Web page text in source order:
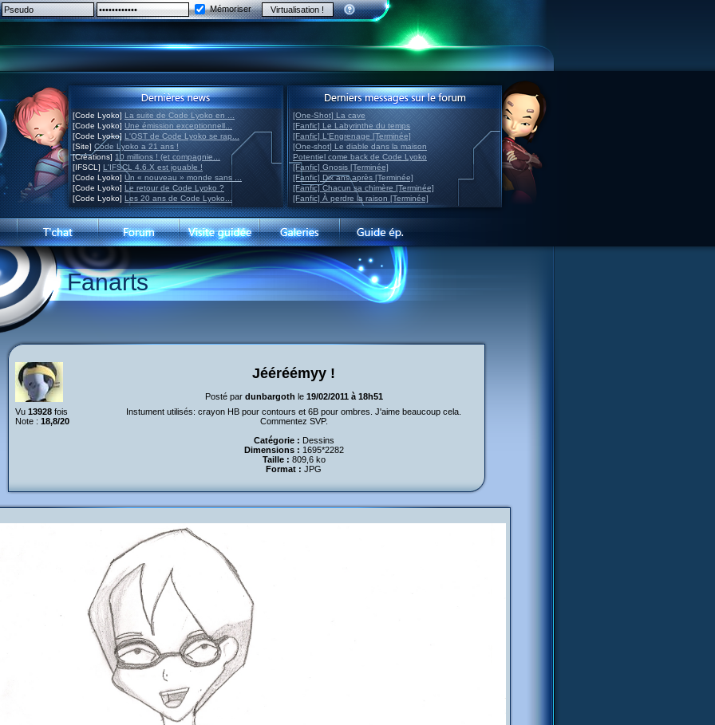
Mémoriser
[Code Lyoko] La suite de Code Lyoko en ...
[Code Lyoko] Une émission exceptionnell...
[Code Lyoko] L'OST de Code Lyoko se rap...
[Site] Code Lyoko a 21 ans !
[Créations] 10 millions ! (et compagnie...
[IFSCL] L'IFSCL 4.6.X est jouable !
[Code Lyoko] Un « nouveau » monde sans ...
[Code Lyoko] Le retour de Code Lyoko ?
[Code Lyoko] Les 20 ans de Code Lyoko...
[One-Shot] La cave
[Fanfic] Le Labyrinthe du temps
[Fanfic] L'Engrenage [Terminée]
[One-shot] Le diable dans la maison
Potentiel come back de Code Lyoko
[Fanfic] Gnosis [Terminée]
[Fanfic] Dix ans après [Terminée]
[Fanfic] Chacun sa chimère [Terminée]
[Fanfic] À perdre la raison [Terminée]
Fanarts
Jééréémyy !
Posté par dunbargoth le 19/02/2011 à 18h51
Vu 13928 fois
Note : 18,8/20
Instument utilisés: crayon HB pour contours et 6B pour ombres. J'aime beaucoup cela.
Commentez SVP.
Catégorie : Dessins
Dimensions : 1695*2282
Taille : 809,6 ko
Format : JPG